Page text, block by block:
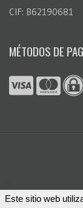
CIF: B62190681
MÉTODOS DE
© 2026
Este sitio web